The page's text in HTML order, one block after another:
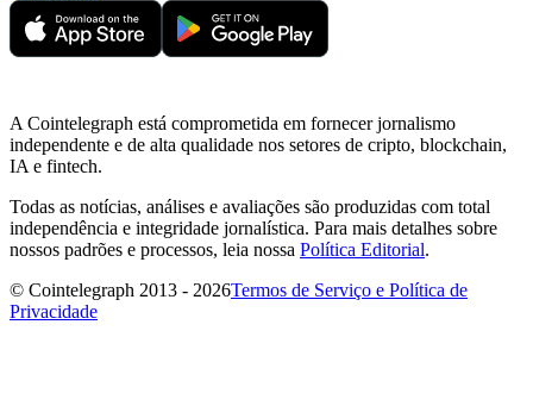
A Cointelegraph está comprometida em fornecer jornalismo
independente e de alta qualidade nos setores de cripto, blockchain,
IA e fintech.
Todas as notícias, análises e avaliações são produzidas com total
independência e integridade jornalística. Para mais detalhes sobre
nossos padrões e processos, leia nossa Política Editorial.
© Cointelegraph 2013 - 2026Termos de Serviço e Política de
Privacidade